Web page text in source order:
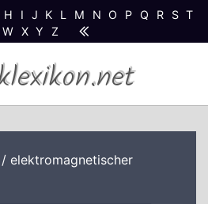
H I J K L M N O P Q R S T
W X Y Z
/ elektromagnetischer